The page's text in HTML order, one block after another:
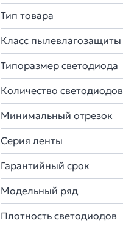
Тип товара
Класс пылевлагозащиты
Типоразмер светодиода
Количество светодиодов
Минимальный отрезок
Серия ленты
Гарантийный срок
Модельный ряд
Плотность светодиодов